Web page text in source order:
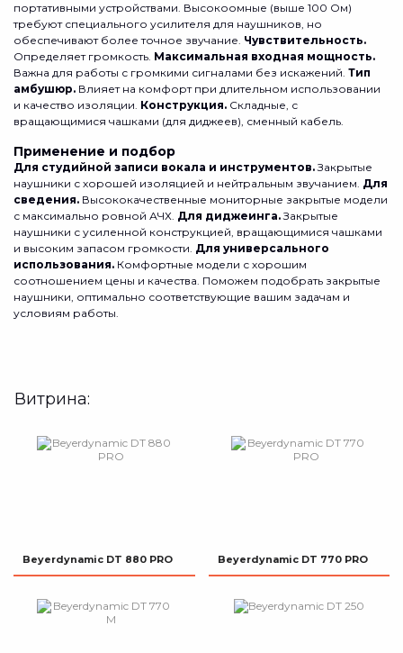
портативными устройствами. Высокоомные (выше 100 Ом)
требуют специального усилителя для наушников, но
обеспечивают более точное звучание. Чувствительность.
Определяет громкость. Максимальная входная мощность.
Важна для работы с громкими сигналами без искажений. Тип
амбушюр. Влияет на комфорт при длительном использовании
и качество изоляции. Конструкция. Складные, с
вращающимися чашками (для диджеев), сменный кабель.
Применение и подбор
Для студийной записи вокала и инструментов.Закрытые
наушники с хорошей изоляцией и нейтральным звучанием. Для
сведения. Высококачественные мониторные закрытые модели
с максимально ровной АЧХ. Для диджеинга.Закрытые
наушники с усиленной конструкцией, вращающимися чашками
и высоким запасом громкости. Для универсального
использования. Комфортные модели с хорошим
соотношением цены и качества. Поможем подобрать закрытые
наушники, оптимально соответствующие вашим задачам и
условиям работы.
Витрина:
Beyerdynamic DT 880 PRO Beyerdynamic DT 770 PRO